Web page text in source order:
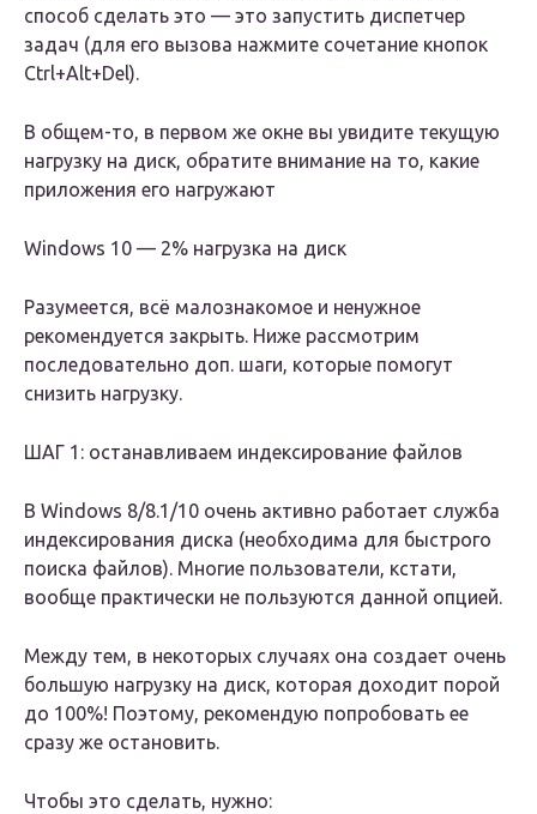
способ сделать это — это запустить диспетчер
задач (для его вызова нажмите сочетание кнопок
Ctrl+Alt+Del).
В общем-то, в первом же окне вы увидите текущую
нагрузку на диск, обратите внимание на то, какие
приложения его нагружают
Windows 10 — 2% нагрузка на диск
Разумеется, всё малознакомое и ненужное
рекомендуется закрыть. Ниже рассмотрим
последовательно доп. шаги, которые помогут
снизить нагрузку.
ШАГ 1: останавливаем индексирование файлов
В Windows 8/8.1/10 очень активно работает служба
индексирования диска (необходима для быстрого
поиска файлов). Многие пользователи, кстати,
вообще практически не пользуются данной опцией.
Между тем, в некоторых случаях она создает очень
большую нагрузку на диск, которая доходит порой
до 100%! Поэтому, рекомендую попробовать ее
сразу же остановить.
Чтобы это сделать, нужно: